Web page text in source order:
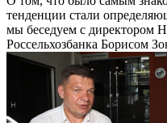
тенденции стали
мы беседуем с директором
Россельхозбанка Борисом